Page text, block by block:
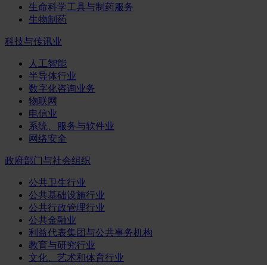
生命科学工具与制药服务
生物制药
科技与传讯业
人工智能
半导体行业
数字化咨询业务
物联网
电信业
系统、服务与软件业
网络安全
政府部门与社会组织
公共卫生行业
公共基础设施行业
公共行政管理行业
公共金融业
利益代表集团与公共事务机构
教育与研究行业
文化、艺术和体育行业